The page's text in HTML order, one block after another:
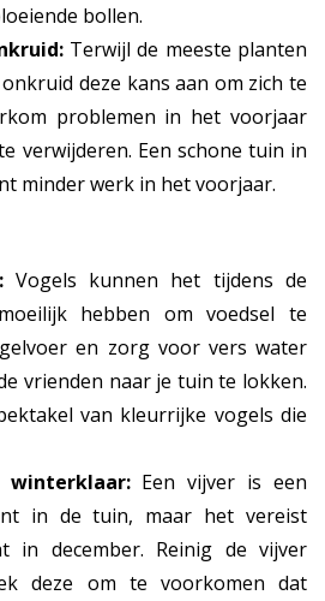
bollen.
Terwijl de meeste planten
deze kans aan om zich te
problemen in het voorjaar
verwijderen. Een schone tuin in
minder werk in het voorjaar.
Vogels kunnen het tijdens de
hebben om voedsel te
en zorg voor vers water
vrienden naar je tuin te lokken.
van kleurrijke vogels die
Een vijver is een
in de tuin, maar het vereist
in december. Reinig de vijver
deze om te voorkomen dat